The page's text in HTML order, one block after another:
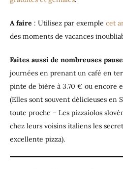
A faire : Utilisez par exemple cet
des moments de vacances
Faites aussi de nombreuses
journées en prenant un café en
pinte de bière à 3.70 € ou encore
(Elles sont souvent délicieuses en
toute proche – Les pizzaiolos
chez leurs voisins italiens les
excellente pizza).